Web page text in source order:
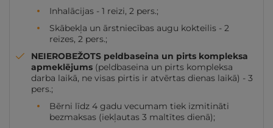
Inhalācijas - 1 reizi, 2 pers.;
Skābekļa un ārstniecības augu kokteilis - 2
reizes, 2 pers.;
NEIEROBEŽOTS peldbaseina un pirts kompleksa
apmeklējums (peldbaseina un pirts kompleksa
darba laikā, ne visas pirtis ir atvērtas dienas laikā) - 3
pers.;
Bērni līdz 4 gadu vecumam tiek izmitināti
bezmaksas (iekļautas 3 maltītes dienā);